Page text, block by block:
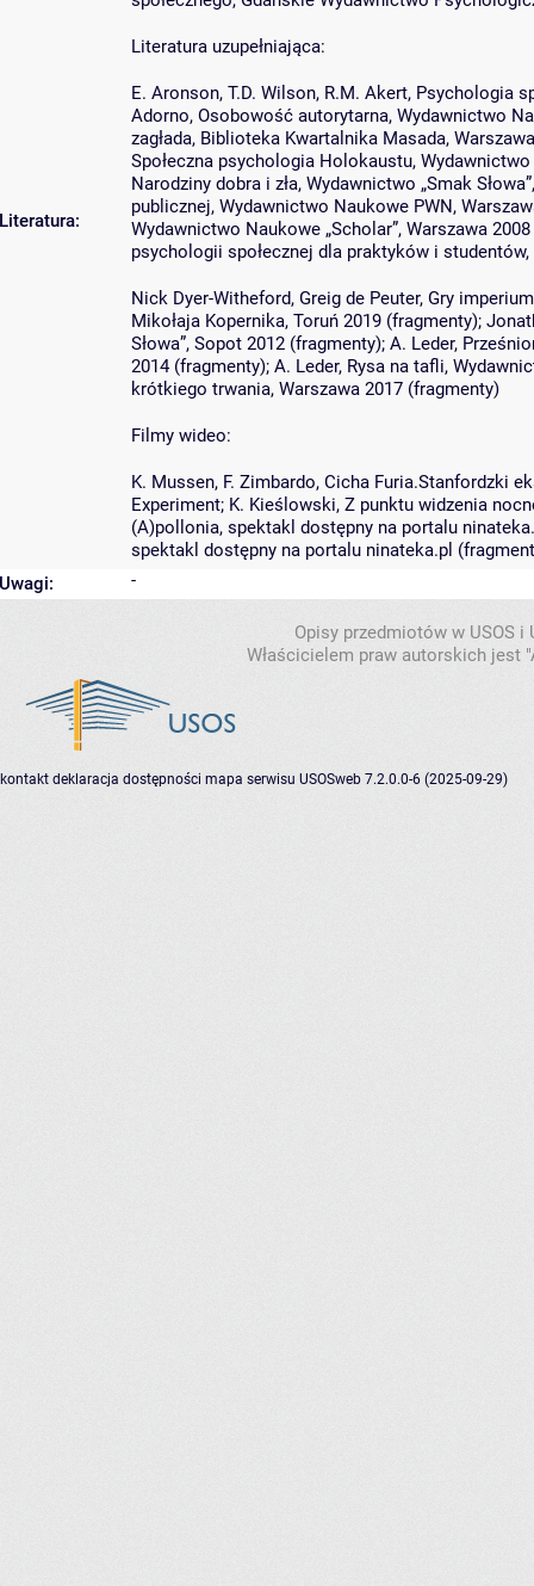
Literatura:
Literatura uzupełniająca:
E. Aronson, T.D. Wilson, R.M. Akert, Psychologia
Adorno, Osobowość autorytarna, Wydawnictwo
zagłada, Biblioteka Kwartalnika Masada,
Społeczna psychologia Holokaustu,
Narodziny dobra i zła, Wydawnictwo „Smak
publicznej, Wydawnictwo Naukowe PWN,
Wydawnictwo Naukowe „Scholar”, Warszawa
psychologii społecznej dla praktyków i
Nick Dyer-Witheford, Greig de Peuter, Gry
Mikołaja Kopernika, Toruń 2019 (fragmenty);
Słowa”, Sopot 2012 (fragmenty); A. Leder,
2014 (fragmenty); A. Leder, Rysa na tafli,
krótkiego trwania, Warszawa 2017 (fragmenty)
Filmy wideo:
K. Mussen, F. Zimbardo, Cicha Furia.Stanfordzki
Experiment; K. Kieślowski, Z punktu widzenia
(A)pollonia, spektakl dostępny na portalu
spektakl dostępny na portalu ninateka.pl
Uwagi:
-
Opisy przedmiotów w USOS
Właścicielem praw autorskich jest
kontakt deklaracja dostępności mapa serwisu USOSweb 7.2.0.0-6 (2025-09-29)